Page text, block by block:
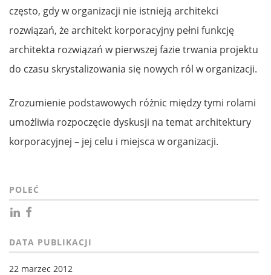
często, gdy w organizacji nie istnieją architekci
rozwiązań, że architekt korporacyjny pełni funkcję
architekta rozwiązań w pierwszej fazie trwania projektu
do czasu skrystalizowania się nowych ról w organizacji.
Zrozumienie podstawowych różnic między tymi rolami
umożliwia rozpoczęcie dyskusji na temat architektury
korporacyjnej – jej celu i miejsca w organizacji.
POLEĆ
DATA PUBLIKACJI
22 marzec 2012